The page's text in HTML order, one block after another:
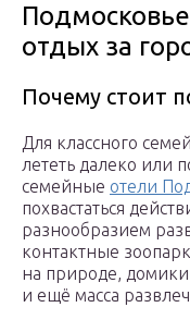
отдых за
Почему стоит
Для классного
лететь далеко или
семейные отели
похвастаться
разнообразием
контактные
на природе, домики
и ещё масса